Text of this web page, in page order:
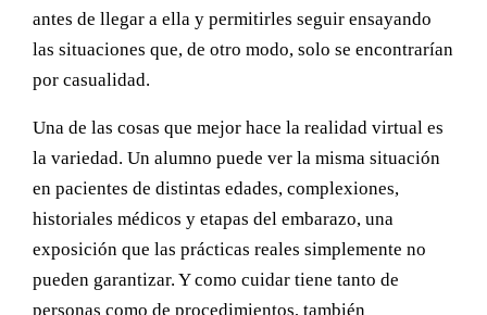
antes de llegar a ella y permitirles seguir ensayando
las situaciones que, de otro modo, solo se encontrarían
por casualidad.
Una de las cosas que mejor hace la realidad virtual es
la variedad. Un alumno puede ver la misma situación
en pacientes de distintas edades, complexiones,
historiales médicos y etapas del embarazo, una
exposición que las prácticas reales simplemente no
pueden garantizar. Y como cuidar tiene tanto de
personas como de procedimientos, también